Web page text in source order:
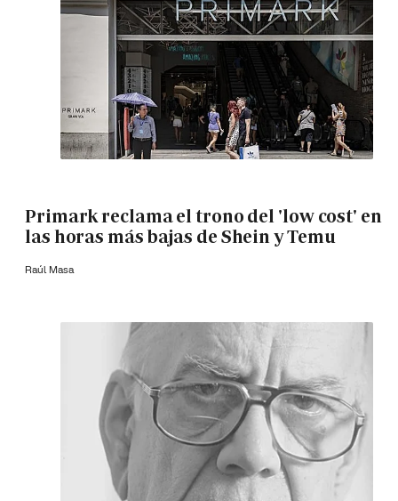
Primark reclama el trono del 'low cost' en
las horas más bajas de Shein y Temu
Raúl Masa